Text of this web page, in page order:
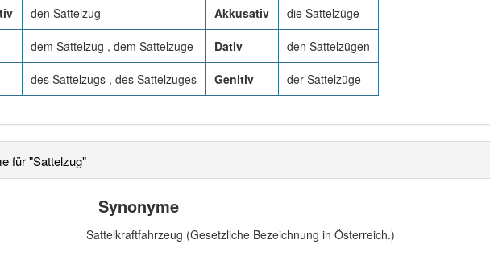
den Sattelzug
dem Sattelzug , dem Sattelzuge
des Sattelzugs , des Sattelzuges
Akkusativ die Sattelzüge
Dativ den Sattelzügen
Genitiv der Sattelzüge
für "Sattelzug"
Synonyme
Sattelkraftfahrzeug (Gesetzliche Bezeichnung in Österreich.)